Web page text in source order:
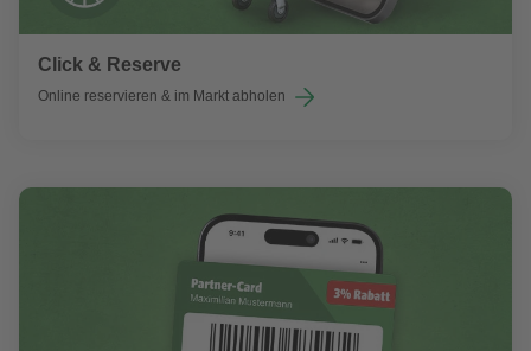
Click & Reserve
Online reservieren & im Markt abholen